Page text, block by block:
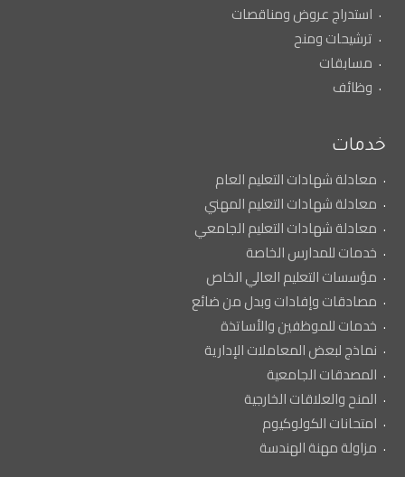
استدراج عروض ومناقصات
ترشيحات ومنح
مسابقات
وظائف
خدمات
معادلة شهادات التعليم العام
معادلة شهادات التعليم المهني
معادلة شهادات التعليم الجامعي
خدمات للمدارس الخاصة
مؤسسات التعليم العالي الخاص
مصادقات وإفادات وبدل من ضائع
خدمات للموظفين والأساتذة
نماذج لبعض المعاملات الإدارية
المصدقات الجامعية
المنح والعلاقات الخارجية
امتحانات الكولوكيوم
مزاولة مهنة الهندسة